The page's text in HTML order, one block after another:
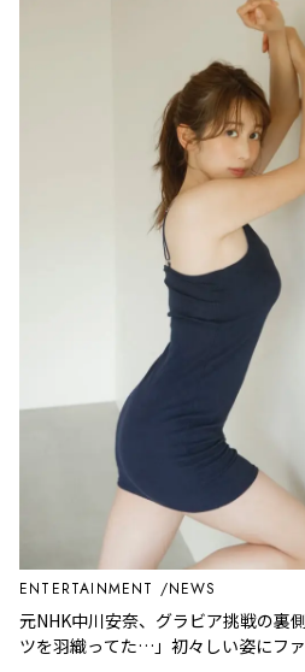
ENTERTAINMENT NEWS
元NHK中川安奈、グラビア挑戦の裏
ツを羽織ってた…」初々しい姿にフ